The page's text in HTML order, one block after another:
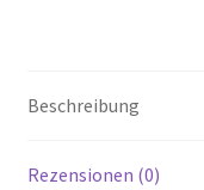
Beschreibung
Rezensionen (0)